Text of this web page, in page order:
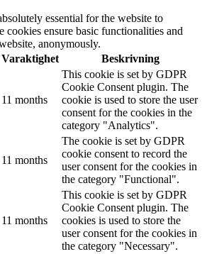
essential for the website to
cookies ensure basic functionalities and
anonymously.
Varaktighet Beskrivning
11 months
This cookie is set by GDPR
Cookie Consent plugin. The
cookie is used to store the user
consent for the cookies in the
category "Analytics".
11 months
The cookie is set by GDPR
cookie consent to record the
user consent for the cookies in
the category "Functional".
11 months
This cookie is set by GDPR
Cookie Consent plugin. The
cookies is used to store the
user consent for the cookies in
the category "Necessary".